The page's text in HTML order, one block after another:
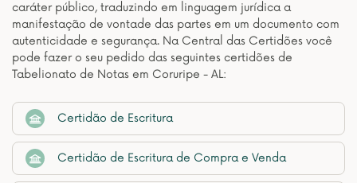
caráter público, traduzindo em linguagem jurídica a
manifestação de vontade das partes em um documento com
autenticidade e segurança. Na Central das Certidões você
pode fazer o seu pedido das seguintes certidões de
Tabelionato de Notas em Coruripe - AL:
Certidão de Escritura
Certidão de Escritura de Compra e Venda